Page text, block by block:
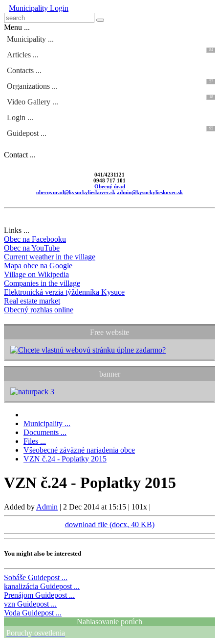
Municipality Login
Menu ...
Municipality ...
Articles ...
84
Contacts ...
Organizations ...
57
Video Gallery ...
18
Login ...
Guidepost ...
95
Contact ...
041/4231121
0948 717 101
Obecný úrad
obecnyurad@kysuckylieskovec.sk admin@kysuckylieskovec.sk
Links ...
Obec na Facebooku
Obec na YouTube
Current weather in the village
Mapa obce na Google
Village on Wikipedia
Companies in the village
Elektronická verzia týždenníka Kysuce
Real estate market
Obecný rozhlas online
Free website
banner
Municipality ...
Documents ...
Files ...
Všeobecné záväzné nariadenia obce
VZN č.24 - Poplatky 2015
VZN č.24 - Poplatky 2015
Added by Admin | 2 Dec 2014 at 15:15 | 101x |
download file (docx, 40 KB)
You might also be interested
Sobáše Guidepost ...
kanalizácia Guidepost ...
Prenájom Guidepost ...
vzn Guidepost ...
Voda Guidepost ...
Nahlasovanie porúch
Poruchy osvetlenia